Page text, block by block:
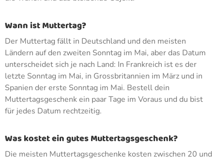
Wann ist Muttertag?
Der Muttertag fällt in Deutschland und den meisten
Ländern auf den zweiten Sonntag im Mai, aber das Datum
unterscheidet sich je nach Land: In Frankreich ist es der
letzte Sonntag im Mai, in Grossbritannien im März und in
Spanien der erste Sonntag im Mai. Bestell dein
Muttertagsgeschenk ein paar Tage im Voraus und du bist
für jedes Datum rechtzeitig.
Was kostet ein gutes Muttertagsgeschenk?
Die meisten Muttertagsgeschenke kosten zwischen 20 und